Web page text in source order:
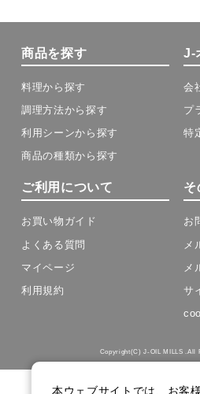
商品を探す
料理から探す
調理方法から探す
利用シーンから探す
商品の種類から探す
J-
会
プ
特
ご利用について
お買い物ガイド
よくある質問
マイページ
利用規約
そ
お
メ
メ
サ
Copyright(C) J-OIL MILLS .All
本ウェブサイトでは、お客